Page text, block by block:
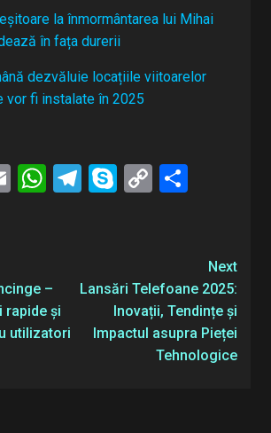
la înmormântarea lui Mihai
în fața durerii
dezvăluie locațiile viitoarelor
vor fi instalate în 2025
Email WhatsAppTelegramSkype Copy
Link
–
rapide și
utilizatori
Next
Lansări Telefoane 2025:
Inovații, Tendințe și
Impactul asupra Pieței
Tehnologice